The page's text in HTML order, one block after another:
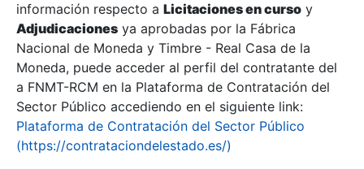
Mostrar/Ocultar
información respecto a Licitaciones en curso y
Adjudicaciones ya aprobadas por la Fábrica
Nacional de Moneda y Timbre - Real Casa de la
Moneda, puede acceder al perfil del contratante del
a FNMT-RCM en la Plataforma de Contratación del
Sector Público accediendo en el siguiente link:
Plataforma de Contratación del Sector Público
(https://contrataciondelestado.es/)